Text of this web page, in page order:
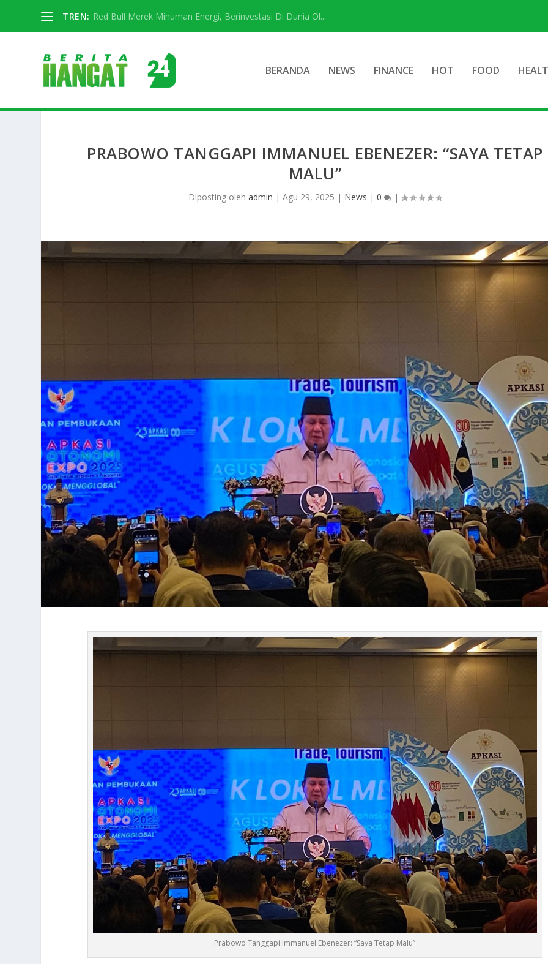
TREN: Red Bull Merek Minuman Energi, Berinvestasi Di Dunia Ol...
BERANDA NEWS FINANCE HOT FOOD
PRABOWO TANGGAPI IMMANUEL EBENEZER: “SAYA TETAP
MALU”
Diposting oleh admin | Agu 29, 2025 | News | 0 |
Prabowo Tanggapi Immanuel Ebenezer: “Saya Tetap Malu”